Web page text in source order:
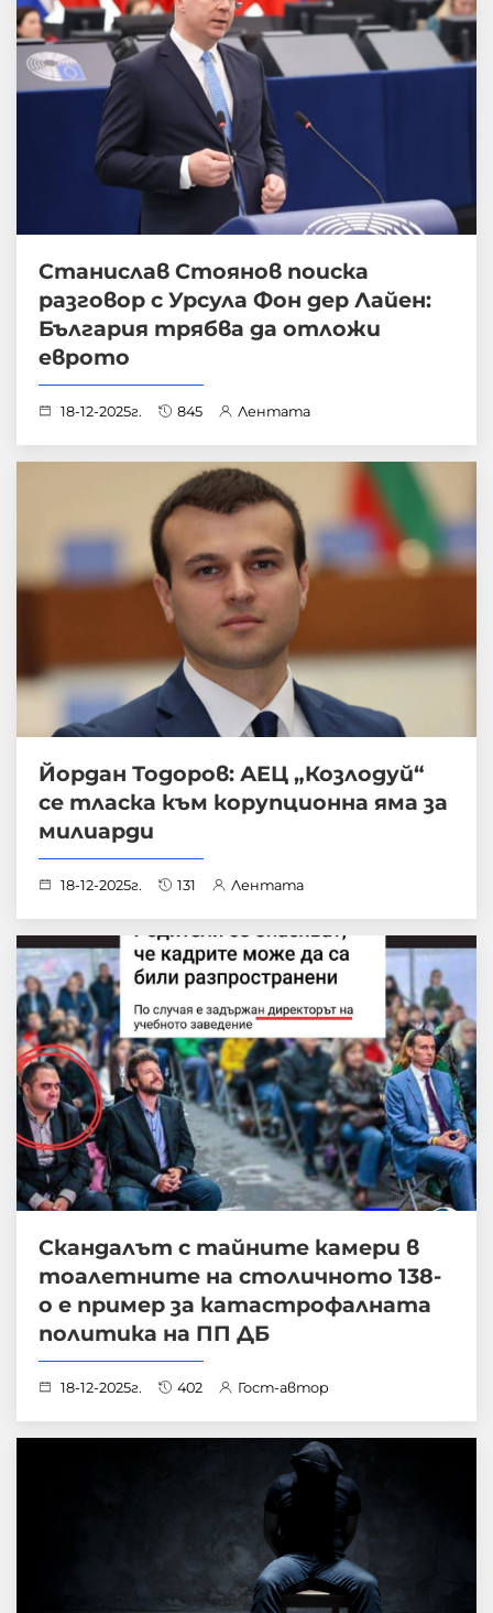
Станислав Стоянов поиска
разговор с Урсула Фон дер Лайен:
България трябва да отложи
еврото
18-12-2025г. 845 Лентата
Йордан Тодоров: АЕЦ „Козлодуй“
се тласка към корупционна яма за
милиарди
18-12-2025г. 131 Лентата
Скандалът с тайните камери в
тоалетните на столичното 138-
о е пример за катастрофалната
политика на ПП ДБ
18-12-2025г. 402 Гост-автор